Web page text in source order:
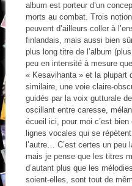
album est porteur d’un
morts au combat. Trois
peuvent d’ailleurs coller à
finlandais, mais aussi bien
plus long titre de l’album
peu en intensité à mesure
« Kesavihanta » et la plupart
similaire, une voie claire-
guidés par la voix gutturale
oscillant entre caresse,
écueil ici, pour moi c’est
lignes vocales qui se
l’autre… C’est certes un peu
mais je pense que les titres
d’autant plus que les
soient-elles, sont tout de